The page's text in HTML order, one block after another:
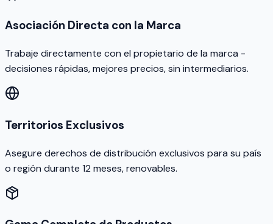
Asociación Directa con la Marca
Trabaje directamente con el propietario de la marca -
decisiones rápidas, mejores precios, sin intermediarios.
Territorios Exclusivos
Asegure derechos de distribución exclusivos para su país
o región durante 12 meses, renovables.